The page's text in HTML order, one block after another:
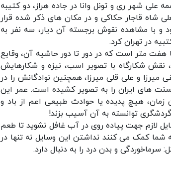
شهر ری و تونل وانا در جاده هراز، دو کتیبه
شاه قاجار حکاکی و در مکان های ذکر شده قرار
و با مشاهده نقوش برجسته‌ آن دیار، سه نفر به
در تهران کرد.
هفت متر است که در دور تا دور حاشیه آن، وقایع
شکارگاه با تصویر اسب، نیزه و شکارهایش
و علی قلی میرزا، همچنین نوادگانش را در
سنت های ایران را به تصویر کشیده است. عمر این
این زمان، هیچ پدیده یا حوادث طبیعی اعم از باد و
توانسته به آن آسیب بزند!
لازم جهت پیاده روی در آب غافل نشوید تا طعم
کمک می کنند نداشتن این وسایل نه تنها در
و بدن درد را به دنبال دارد.